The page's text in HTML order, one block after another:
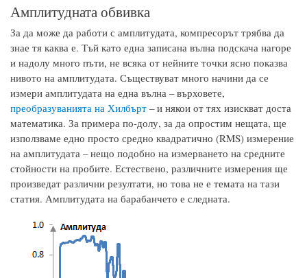
Амплитудната обвивка
За да може да работи с амплитудата, компресорът трябва да
знае тя каква е. Тъй като една записана вълна подскача нагоре
и надолу много пъти, не всяка от нейните точки ясно показва
нивото на амплитудата. Съществуват много начини да се
измери амплитудата на една вълна – върховете,
преобразуванията на Хилбърт – и някои от тях изискват доста
математика. За примера по-долу, за да опростим нещата, ще
използваме едно просто средно квадратично (RMS) измерение
на амплитудата – нещо подобно на измерването на средните
стойности на пробите. Естествено, различните измерения ще
произведат различни резултати, но това не е темата на тази
статия. Амплитудата на барабанчето е следната.